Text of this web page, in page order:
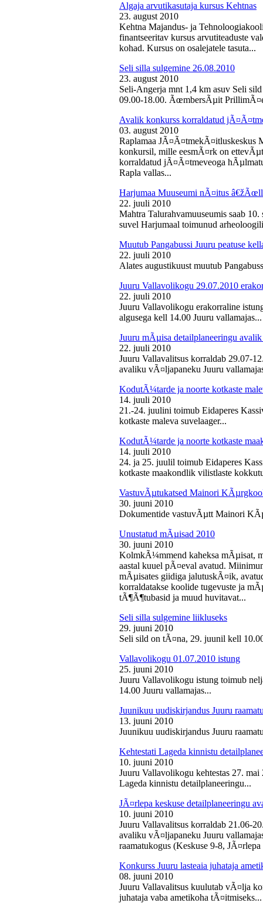
Algaja arvutikasutaja kursus Kehtnas
23. august 2010
Kehtna Majandus- ja
finantseeritav kursus arvutiteaduste
kohad. Kursus on osalejatele tasuta...
Seli silla sulgemine 26.08.2010
23. august 2010
Seli-Angerja mnt 1,4 km asuv Seli
09.00-18.00. ÃœmbersÃµit
Avalik konkurss korraldatud
03. august 2010
Raplamaa JÃ¤Ã¤tmekÃ¤itluskeskus
konkursil, mille eesmÃ¤rk on
korraldatud jÃ¤Ã¤tmeveoga
Rapla vallas...
Harjumaa Muuseumi nÃ¤itus
22. juuli 2010
Mahtra Talurahvamuuseumis saab
suvel Harjumaal toimunud
Muutub Pangabussi Juuru peatuse
22. juuli 2010
Alates augustikuust muutub
Juuru Vallavolikogu 29.07.2010
22. juuli 2010
Juuru Vallavolikogu erakorraline
algusega kell 14.00 Juuru vallamajas...
Juuru mÃµisa detailplaneeringu
22. juuli 2010
Juuru Vallavalitsus korraldab 29.07-
avaliku vÃ¤ljapaneku Juuru
KodutÃ¼tarde ja noorte kotkaste
14. juuli 2010
21.-24. juulini toimub Eidaperes
kotkaste maleva suvelaager...
KodutÃ¼tarde ja noorte kotkaste
14. juuli 2010
24. ja 25. juulil toimub Eidaperes
kotkaste maakondlik vilistlaste
VastuvÃµtukatsed Mainori
30. juuni 2010
Dokumentide vastuvÃµtt Mainori
Unustatud mÃµisad 2010
30. juuni 2010
KolmkÃ¼mmend kaheksa mÃµisat,
aastal kuuel pÃ¤eval avatud.
mÃµisates giidiga jalutuskÃ¤ik,
korraldatakse koolide tugevuste ja
tÃ¶Ã¶tubasid ja muud huvitavat...
Seli silla sulgemine liikluseks
29. juuni 2010
Seli sild on tÃ¤na, 29. juunil kell
Vallavolikogu 01.07.2010 istung
25. juuni 2010
Juuru Vallavolikogu istung toimub
14.00 Juuru vallamajas...
Juunikuu uudiskirjandus Juuru
13. juuni 2010
Juunikuu uudiskirjandus Juuru
Kehtestati Lageda kinnistu
10. juuni 2010
Juuru Vallavolikogu kehtestas 27.
Lageda kinnistu detailplaneeringu...
JÃ¤rlepa keskuse detailplaneeringu
10. juuni 2010
Juuru Vallavalitsus korraldab 21.06-
avaliku vÃ¤ljapaneku Juuru
raamatukogus (Keskuse 9-8,
Konkurss Juuru lasteaia juhataja
08. juuni 2010
Juuru Vallavalitsus kuulutab vÃ¤lja
juhataja vaba ametikoha tÃ¤itmiseks...